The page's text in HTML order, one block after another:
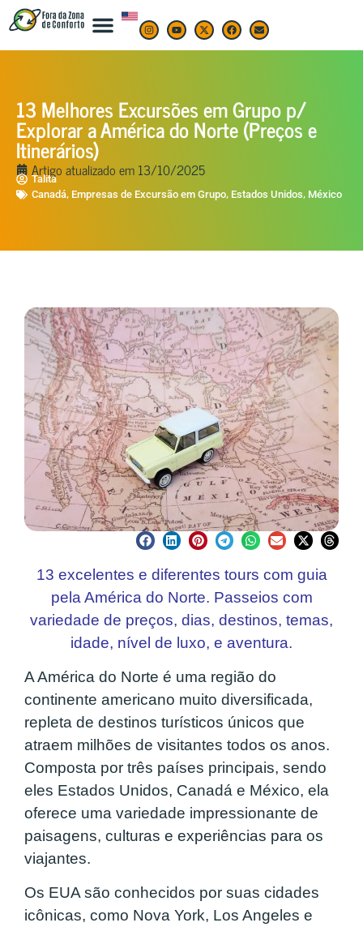
13 Melhores Excursões em Grupo p/
Explorar a América do Norte (Preços e
Itinerários)
Artigo atualizado em13/10/2025
Talita
Canadá, Empresas de Excursão em Grupo, Estados Unidos, México
13 excelentes e diferentes tours com guia
pela América do Norte. Passeios com
variedade de preços, dias, destinos, temas,
idade, nível de luxo, e aventura.
A América do Norte é uma região do
continente americano muito diversificada,
repleta de destinos turísticos únicos que
atraem milhões de visitantes todos os anos.
Composta por três países principais, sendo
eles Estados Unidos, Canadá e México, ela
oferece uma variedade impressionante de
paisagens, culturas e experiências para os
viajantes.
Os EUA são conhecidos por suas cidades
icônicas, como Nova York, Los Angeles e